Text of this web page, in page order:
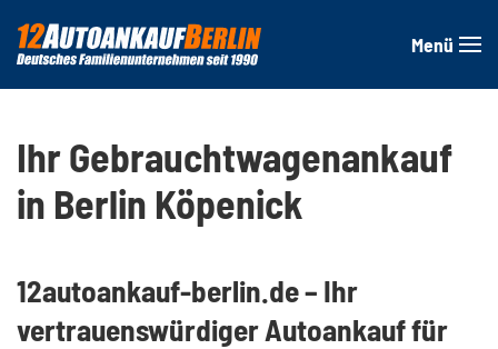
Zum Hauptinhalt springen
Menü
Ihr Gebrauchtwagenankauf
in Berlin Köpenick
12autoankauf-berlin.de – Ihr
vertrauenswürdiger Autoankauf für